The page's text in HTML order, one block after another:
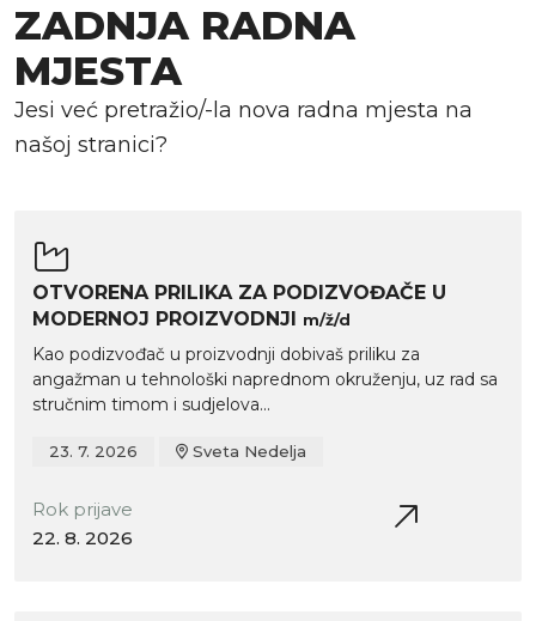
ZADNJA RADNA
MJESTA
Jesi već pretražio/-la nova radna mjesta na
našoj stranici?
OTVORENA PRILIKA ZA PODIZVOĐAČE U
MODERNOJ PROIZVODNJI
m/ž/d
Kao podizvođač u proizvodnji dobivaš priliku za
angažman u tehnološki naprednom okruženju, uz rad sa
stručnim timom i sudjelova...
23. 7. 2026 Sveta Nedelja
Rok prijave
22. 8. 2026